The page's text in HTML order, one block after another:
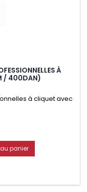
À
/ 400DAN)
à cliquet avec
simple et rapide
Matière polyester
de températures,
panier